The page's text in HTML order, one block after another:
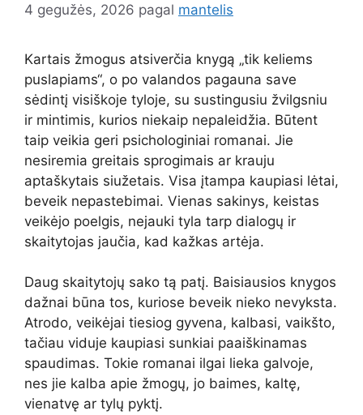
4 gegužės, 2026 pagal mantelis
Kartais žmogus atsiverčia knygą „tik keliems
puslapiams“, o po valandos pagauna save
sėdintį visiškoje tyloje, su sustingusiu žvilgsniu
ir mintimis, kurios niekaip nepaleidžia. Būtent
taip veikia geri psichologiniai romanai. Jie
nesiremia greitais sprogimais ar krauju
aptaškytais siužetais. Visa įtampa kaupiasi lėtai,
beveik nepastebimai. Vienas sakinys, keistas
veikėjo poelgis, nejauki tyla tarp dialogų ir
skaitytojas jaučia, kad kažkas artėja.
Daug skaitytojų sako tą patį. Baisiausios knygos
dažnai būna tos, kuriose beveik nieko nevyksta.
Atrodo, veikėjai tiesiog gyvena, kalbasi, vaikšto,
tačiau viduje kaupiasi sunkiai paaiškinamas
spaudimas. Tokie romanai ilgai lieka galvoje,
nes jie kalba apie žmogų, jo baimes, kaltę,
vienatvę ar tylų pyktį.